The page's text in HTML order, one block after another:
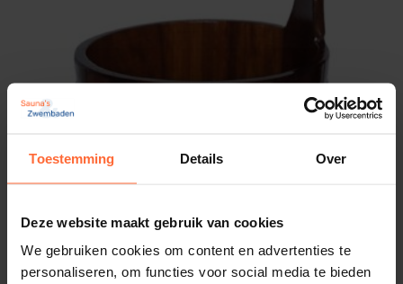
Toestemming Details Over
Deze website maakt gebruik van cookies
We gebruiken cookies om content en advertenties te
personaliseren, om functies voor social media te bieden